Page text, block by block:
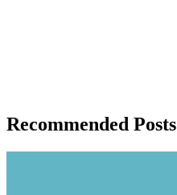
Recommended Posts